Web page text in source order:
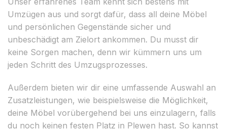
Umzügen aus und sorgt dafür, dass all deine Möbel
und persönlichen Gegenstände sicher und
unbeschädigt am Zielort ankommen. Du musst dir
keine Sorgen machen, denn wir kümmern uns um
jeden Schritt des Umzugsprozesses.
Außerdem bieten wir dir eine umfassende Auswahl an
Zusatzleistungen, wie beispielsweise die Möglichkeit,
deine Möbel vorübergehend bei uns einzulagern, falls
du noch keinen festen Platz in Plewen hast. So kannst